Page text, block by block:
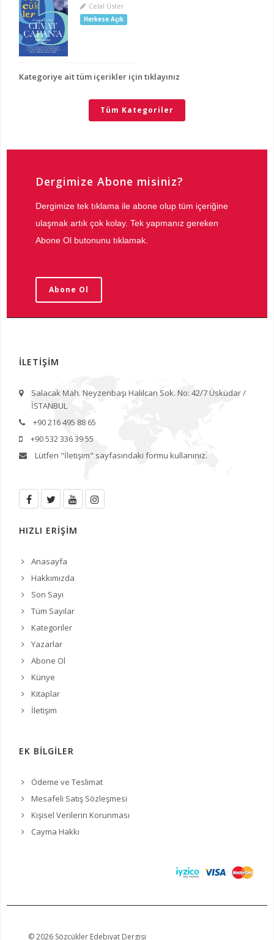
Celal Üster
Herkese Açık
Kategoriye ait tüm içerikler için tıklayınız
Tüm Kategoriler
Dergimize Abone misiniz?
Dergimize tek tıklama ile abone olup tüm içeriğine
ulaşmak artık çok kolay. Tek yapmanız gereken
Abone Ol butonunu tıklamak.
Abone Ol
İLETİŞİM
Salacak Mah. Neyzenbaşı Halilcan Sok. No: 42/7 Üsküdar /
İSTANBUL
+90 216 495 88 65
+90 532 336 39 55
Lütfen "İletişim" sayfasındaki formu kullanınız.
HIZLI ERİŞİM
Anasayfa
Hakkımızda
Son Sayı
Tüm Sayılar
Kategoriler
Yazarlar
Abone Ol
Künye
Kitaplar
İletişim
EK BİLGİLER
Ödeme ve Teslimat
Mesafeli Satış Sözleşmesi
Kişisel Verilerin Korunması
Cayma Hakkı
© 2026 Sözcükler Edebiyat Dergisi